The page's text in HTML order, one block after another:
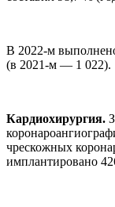
В 2022-м
(в 2021-м — 1 022).
Кардиохирургия.
чрескожных
имплантировано